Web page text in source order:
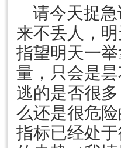
请今天捉
来不丢人，
指望明天一
量，只会是
逃的是否很
么还是很危
指标已经处